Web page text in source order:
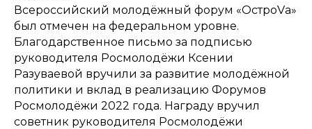
Всероссийский молодёжный форум «ОстроVа»
был отмечен на федеральном уровне.
Благодарственное письмо за подписью
руководителя Росмолодёжи Ксении
Разуваевой вручили за развитие молодёжной
политики и вклад в реализацию Форумов
Росмолодёжи 2022 года. Награду вручил
советник руководителя Росмолодёжи